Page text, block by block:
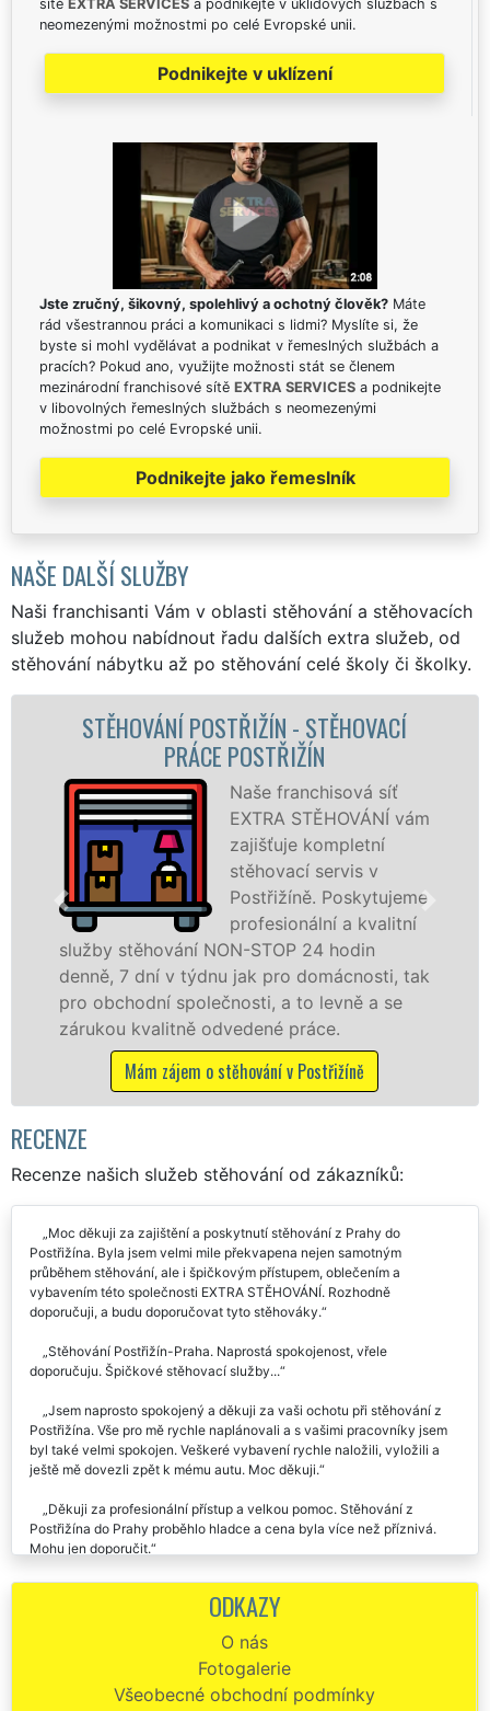
sítě EXTRA SERVICES a podnikejte v úklidových službách s
neomezenými možnostmi po celé Evropské unii.
Podnikejte v uklízení
Jste zručný, šikovný, spolehlivý a ochotný člověk? Máte
rád všestrannou práci a komunikaci s lidmi? Myslíte si, že
byste si mohl vydělávat a podnikat v řemeslných službách a
pracích? Pokud ano, využijte možnosti stát se členem
mezinárodní franchisové sítě EXTRA SERVICES a podnikejte
v libovolných řemeslných službách s neomezenými
možnostmi po celé Evropské unii.
Podnikejte jako řemeslník
NAŠE DALŠÍ SLUŽBY
Naši franchisanti Vám v oblasti stěhování a stěhovacích
služeb mohou nabídnout řadu dalších extra služeb, od
stěhování nábytku až po stěhování celé školy či školky.
STĚHOVACÍ SLUŽBA POSTŘIŽÍN -
STĚHOVACÍ FIRMA POSTŘIŽÍN
Poskytujeme
stěhovací služby v
Postřižíně na
špičkové úrovni se
speciální stěhovací
technikou. Tyto
služby zajišťujeme domácnostem i firmám v
celém okresu Mělník se zárukou kvality
franchisové sítě EXTRA STĚHOVÁNÍ.
Nabízíme stěhovací služby NON-STOP
včetně víkendů a svátků bez příplatků.
Mám zájem o stěhovací služby v Postřižíně
RECENZE
Recenze našich služeb stěhování od zákazníků:
Moc děkuji za zajištění a poskytnutí stěhování z Prahy do
Postřižína. Byla jsem velmi mile překvapena nejen samotným
průběhem stěhování, ale i špičkovým přístupem, oblečením a
vybavením této společnosti EXTRA STĚHOVÁNÍ. Rozhodně
Stěhování Postřižín-Praha. Naprostá spokojenost, vřele
Jsem naprosto spokojený a děkuji za vaši ochotu při stěhování z
Postřižína. Vše pro mě rychle naplánovali a s vašimi pracovníky jsem
byl také velmi spokojen. Veškeré vybavení rychle naložili, vyložili a
Děkuji za profesionální přístup a velkou pomoc. Stěhování z
Postřižína do Prahy proběhlo hladce a cena byla více než příznivá.
EXTRA STĚHOVÁNÍ mohu doporučit! Byla jsem příjemně
překvapena, jak byl celý team stěhováků super ochotný, milý a celé
stěhování v Postřižíně s nimi proběhlo bez problémů a velmi
profesionálně. Úvodní komunikace a plánování bylo také na jedničku,
všichni byli ochotní a nápomocní.
ODKAZY
O nás
Fotogalerie